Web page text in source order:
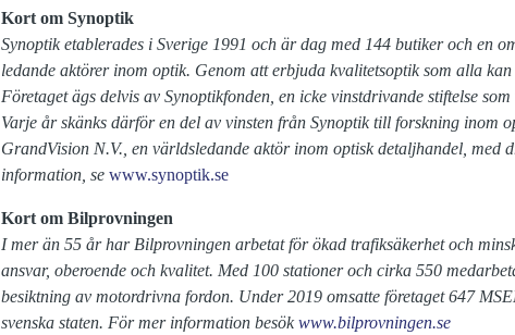
Kort om Synoptik
Synoptik etablerades i Sverige 1991 och är dag med 144 butiker och en
ledande aktörer inom optik. Genom att erbjuda kvalitetsoptik som alla
Företaget ägs delvis av Synoptikfonden, en icke vinstdrivande stiftelse
Varje år skänks därför en del av vinsten från Synoptik till forskning inom
GrandVision N.V., en världsledande aktör inom optisk detaljhandel,
information, se www.synoptik.se
Kort om Bilprovningen
I mer än 55 år har Bilprovningen arbetat för ökad trafiksäkerhet och
ansvar, oberoende och kvalitet. Med 100 stationer och cirka 550
besiktning av motordrivna fordon. Under 2019 omsatte företaget 647
svenska staten. För mer information besökwww.bilprovningen.se